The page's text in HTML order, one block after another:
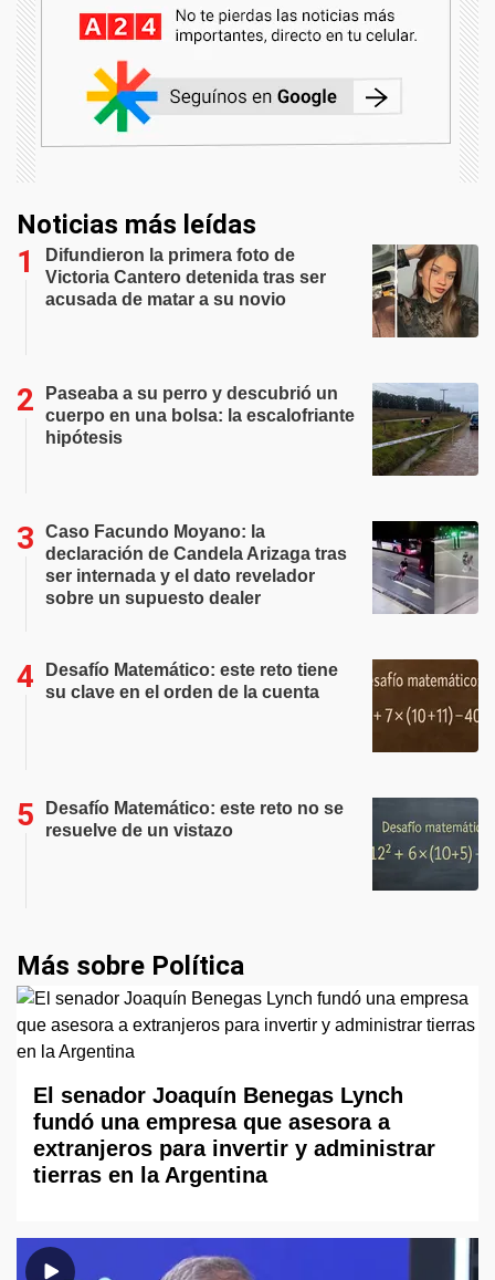
Noticias más leídas
Difundieron la primera foto de
Victoria Cantero detenida tras ser
acusada de matar a su novio
Paseaba a su perro y descubrió un
cuerpo en una bolsa: la escalofriante
hipótesis
Caso Facundo Moyano: la
declaración de Candela Arizaga tras
ser internada y el dato revelador
sobre un supuesto dealer
Desafío Matemático: este reto tiene
su clave en el orden de la cuenta
Desafío Matemático: este reto no se
resuelve de un vistazo
Más sobre Política
El senador Joaquín Benegas Lynch
fundó una empresa que asesora a
extranjeros para invertir y administrar
tierras en la Argentina